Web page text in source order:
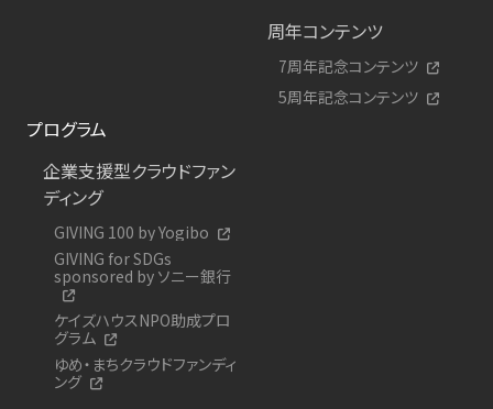
周年コンテンツ
7周年記念コンテンツ
5周年記念コンテンツ
プログラム
企業支援型クラウドファン
ディング
GIVING 100 by Yogibo
GIVING for SDGs
sponsored by ソニー銀行
ケイズハウスNPO助成プロ
グラム
ゆめ・まちクラウドファンディ
ング